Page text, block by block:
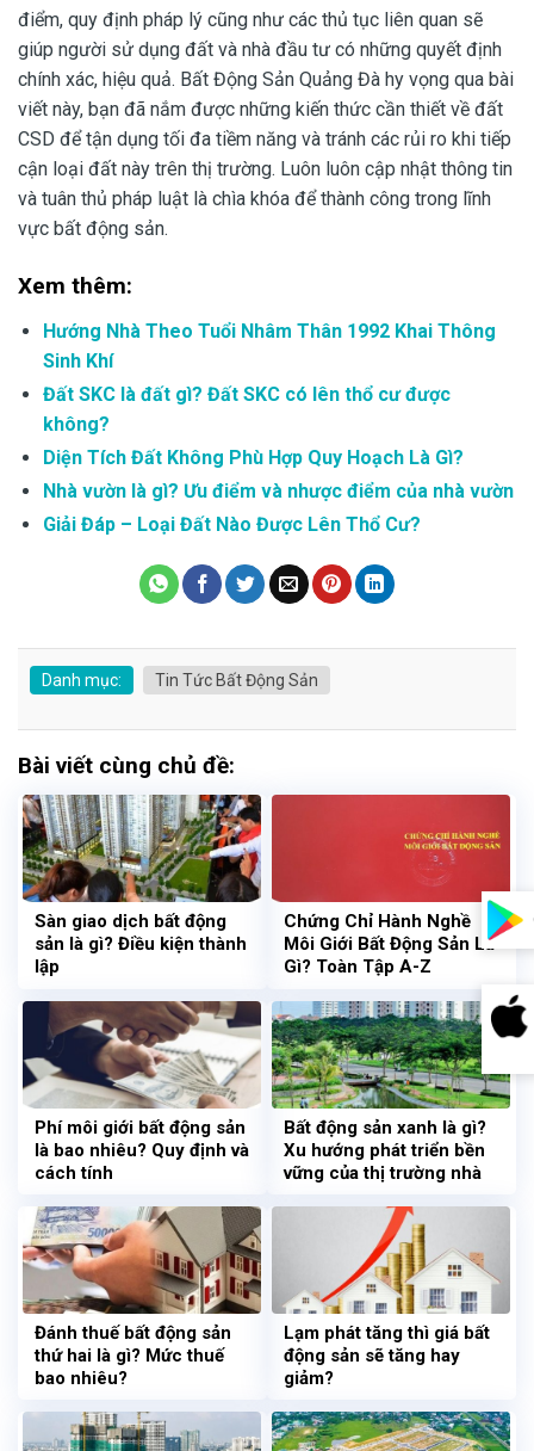
điểm, quy định pháp lý cũng như các thủ tục liên quan sẽ
giúp người sử dụng đất và nhà đầu tư có những quyết định
chính xác, hiệu quả. Bất Động Sản Quảng Đà hy vọng qua bài
viết này, bạn đã nắm được những kiến thức cần thiết về đất
CSD để tận dụng tối đa tiềm năng và tránh các rủi ro khi tiếp
cận loại đất này trên thị trường. Luôn luôn cập nhật thông tin
và tuân thủ pháp luật là chìa khóa để thành công trong lĩnh
vực bất động sản.
Xem thêm:
Hướng Nhà Theo Tuổi Nhâm Thân 1992 Khai Thông
Sinh Khí
Đất SKC là đất gì? Đất SKC có lên thổ cư được
không?
Diện Tích Đất Không Phù Hợp Quy Hoạch Là Gì?
Nhà vườn là gì? Ưu điểm và nhược điểm của nhà vườn
Giải Đáp – Loại Đất Nào Được Lên Thổ Cư?
Danh mục: Tin Tức Bất Động Sản
Bài viết cùng chủ đề:
Sàn giao dịch bất động
sản là gì? Điều kiện thành
lập
Chứng Chỉ Hành Nghề
Môi Giới Bất Động Sản Là
Gì? Toàn Tập A-Z
Phí môi giới bất động sản
là bao nhiêu? Quy định và
cách tính
Bất động sản xanh là gì?
Xu hướng phát triển bền
vững của thị trường nhà
Đánh thuế bất động sản
thứ hai là gì? Mức thuế
bao nhiêu?
Lạm phát tăng thì giá bất
động sản sẽ tăng hay
giảm?